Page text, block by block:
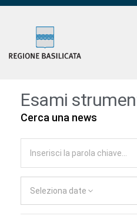
Esami
Cerca una news
Seleziona date